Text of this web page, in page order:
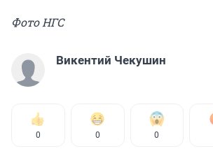
Фото НГС
Викентий Чекушин
0 0 0